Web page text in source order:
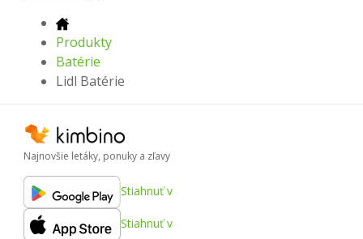
Produkty
Batérie
Lidl Batérie
Najnovšie letáky, ponuky a zľavy
Stiahnuť v
Stiahnuť v